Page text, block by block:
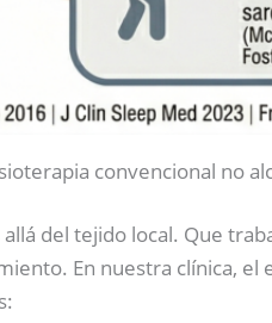
convencional no
del tejido local. Que
En nuestra clínica,